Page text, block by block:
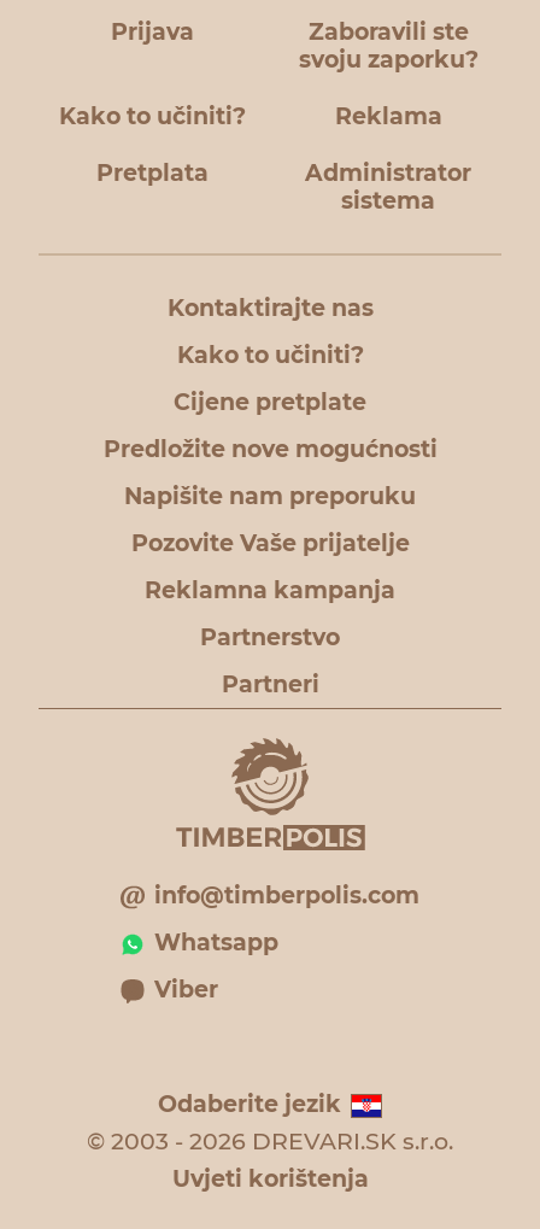
Prijava
Zaboravili ste
svoju zaporku?
Kako to učiniti? Reklama
Pretplata
Administrator
sistema
Kontaktirajte nas
Kako to učiniti?
Cijene pretplate
Predložite nove mogućnosti
Napišite nam preporuku
Pozovite Vaše prijatelje
Reklamna kampanja
Partnerstvo
Partneri
info@timberpolis.com
Whatsapp
Viber
Odaberite jezik
© 2003 - 2026 DREVARI.SK s.r.o.
Uvjeti korištenja